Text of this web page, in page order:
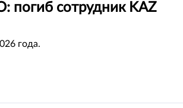
погиб сотрудник KAZ
года.